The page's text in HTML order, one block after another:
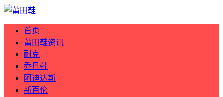
首页
莆田鞋资讯
耐克
乔丹鞋
阿迪达斯
新百伦